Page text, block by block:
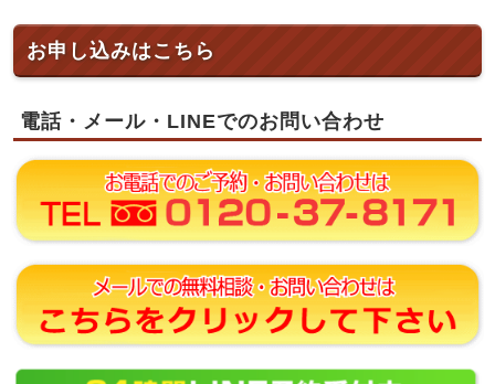
お申し込みはこちら
電話・メール・LINEでのお問い合わせ